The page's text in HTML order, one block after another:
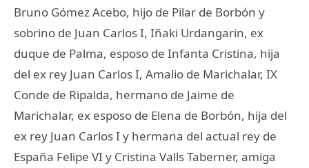
Bruno Gómez Acebo, hijo de Pilar de Borbón y
sobrino de Juan Carlos I, Iñaki Urdangarin, ex
duque de Palma, esposo de Infanta Cristina, hija
del ex rey Juan Carlos I, Amalio de Marichalar, IX
Conde de Ripalda, hermano de Jaime de
Marichalar, ex esposo de Elena de Borbón, hija del
ex rey Juan Carlos I y hermana del actual rey de
España Felipe VI y Cristina Valls Taberner, amiga